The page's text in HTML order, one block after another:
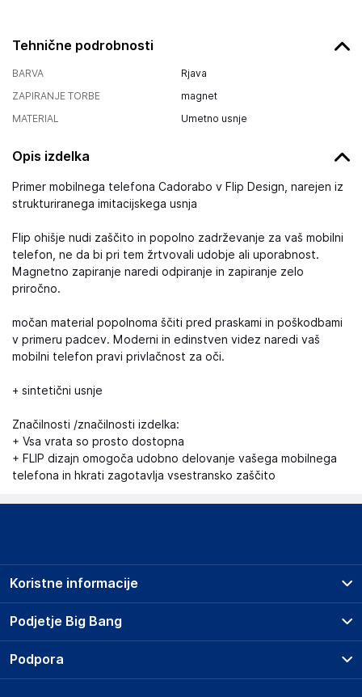
Tehnične podrobnosti
BARVA
Rjava
ZAPIRANJE TORBE
magnet
MATERIAL
Umetno usnje
Opis izdelka
Primer mobilnega telefona Cadorabo v Flip Design, narejen iz
strukturiranega imitacijskega usnja
Flip ohišje nudi zaščito in popolno zadrževanje za vaš mobilni
telefon, ne da bi pri tem žrtvovali udobje ali uporabnost.
Magnetno zapiranje naredi odpiranje in zapiranje zelo
priročno.
močan material popolnoma ščiti pred praskami in poškodbami
v primeru padcev. Moderni in edinstven videz naredi vaš
mobilni telefon pravi privlačnost za oči.
+ sintetični usnje
Značilnosti /značilnosti izdelka:
+ Vsa vrata so prosto dostopna
+ FLIP dizajn omogoča udobno delovanje vašega mobilnega
telefona in hkrati zagotavlja vsestransko zaščito
Podjetje Big Bang
O podjetju
Koristne informacije
Prodajna mesta
Storitve
Dostava, vnos in odvoz
Podpora